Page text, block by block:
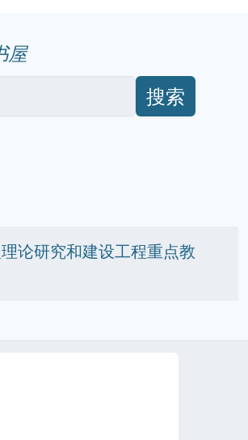
屋
搜索
论研究和建设工程重点教